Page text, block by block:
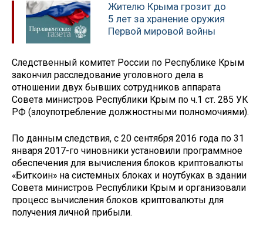
Жителю Крыма грозит до
5 лет за хранение оружия
Первой мировой войны
Следственный комитет России по Республике Крым
закончил расследование уголовного дела в
отношении двух бывших сотрудников аппарата
Совета министров Республики Крым по ч.1 ст. 285 УК
РФ (злоупотребление должностными полномочиями).
По данным следствия, с 20 сентября 2016 года по 31
января 2017-го чиновники установили программное
обеспечения для вычисления блоков криптовалюты
«Биткоин» на системных блоках и ноутбуках в здании
Совета министров Республики Крым и организовали
процесс вычисления блоков криптовалюты для
получения личной прибыли.